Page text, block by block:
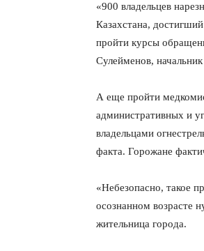
«900 владельцев
Казахстана,
пройти курсы
Сулейменов,
А еще пройти
административных и
владельцами
факта. Горожане
«Небезопасно, такое
осознанном возрасте
жительница города.